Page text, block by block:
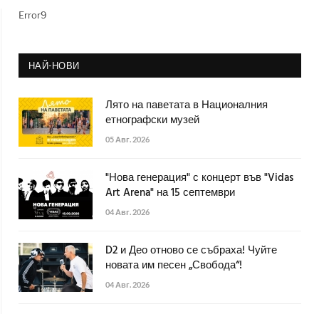
Error9
НАЙ-НОВИ
Лято на паветата в Националния
етнографски музей
05 Авг. 2026
"Нова генерация" с концерт във "Vidas
Art Arena" на 15 септември
04 Авг. 2026
D2 и Део отново се събраха! Чуйте
новата им песен „Свобода“!
04 Авг. 2026